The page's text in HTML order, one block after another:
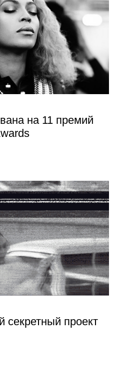
на 11 премий
проект